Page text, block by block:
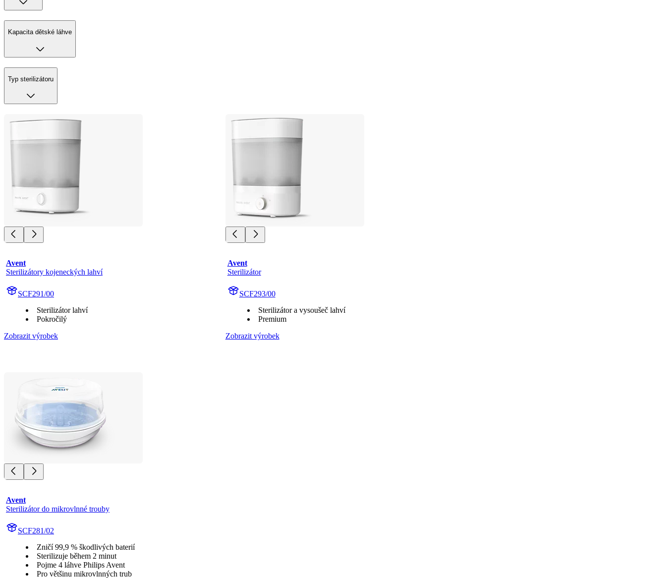
Kapacita dětské láhve
Typ sterilizátoru
Avent
Sterilizátory kojeneckých lahví
SCF291/00
Sterilizátor lahví
Pokročilý
Zobrazit výrobek
Avent
Sterilizátor
SCF293/00
Sterilizátor a vysoušeč lahví
Premium
Zobrazit výrobek
Avent
Sterilizátor do mikrovlnné trouby
SCF281/02
Zničí 99,9 % škodlivých baterií
Sterilizuje během 2 minut
Pojme 4 láhve Philips Avent
Pro většinu mikrovlnných trub